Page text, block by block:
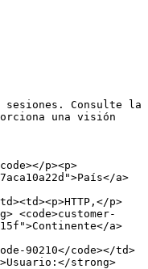
Consulte la
una visión
p><p>
a>
p>
<code>customer-
a>
90210</code></td>
strong>